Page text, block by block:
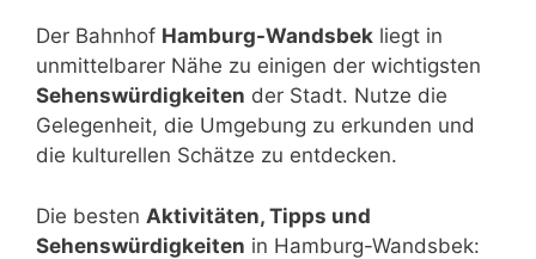
Der Bahnhof Hamburg-Wandsbek liegt in
unmittelbarer Nähe zu einigen der wichtigsten
Sehenswürdigkeiten der Stadt. Nutze die
Gelegenheit, die Umgebung zu erkunden und
die kulturellen Schätze zu entdecken.
Die besten Aktivitäten, Tipps und
Sehenswürdigkeiten in Hamburg-Wandsbek: